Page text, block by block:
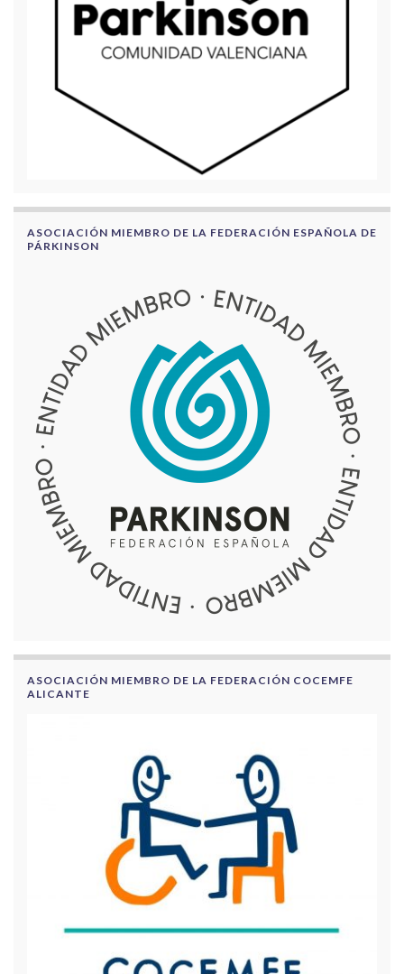
ASOCIACIÓN MIEMBRO DE LA FEDERACIÓN ESPAÑOLA DE
PÁRKINSON
ASOCIACIÓN MIEMBRO DE LA FEDERACIÓN COCEMFE
ALICANTE